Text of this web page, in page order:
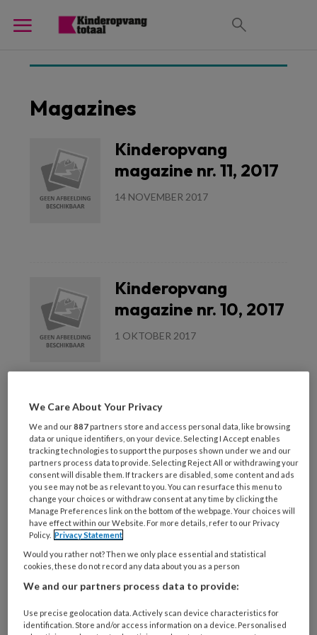
Magazines
Kinderopvang
magazine nr. 11, 2017
14 NOVEMBER 2017
Kinderopvang
magazine nr. 10, 2017
1 OKTOBER 2017
Lees meer
Management
kinderopvang
magazine nr. 5, 2017
7 SEPTEMBER 2017
Lees meer
Kinderopvang
magazine nr. 9, 2017
We Care About Your Privacy
We and our887 partners store and access personal data, like browsing
data or unique identifiers, on your device. Selecting I Accept enables
tracking technologies to support the purposes shown under we and our
partners process data to provide. Selecting Reject All or withdrawing your
consent will disable them. If trackers are disabled, some content and ads
you see may not be as relevant to you. You can resurface this menu to
change your choices or withdraw consent at any time by clicking the
Manage Preferences link on the bottom of the webpage. Your choices will
have effect within our Website. For more details, refer to our Privacy
Policy. Privacy Statement
Would you rather not? Then we only place essential and statistical
cookies, these do not record any data about you as a person
We and our partners process data to provide:
Use precise geolocation data. Actively scan device characteristics for
identification. Store and/or access information on a device. Personalised